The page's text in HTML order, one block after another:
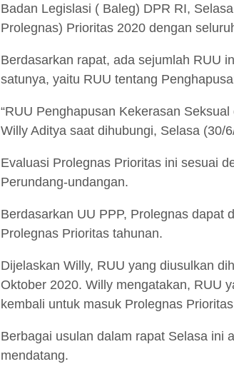
Badan Legislasi ( Baleg) DPR RI,
Prolegnas) Prioritas 2020 dengan
Berdasarkan rapat, ada sejumlah RUU
satunya, yaitu RUU tentang
“RUU Penghapusan Kekerasan
Willy Aditya saat dihubungi, Selasa (30/
Evaluasi Prolegnas Prioritas ini sesuai
Perundang-undangan.
Berdasarkan UU PPP, Prolegnas dapat
Prolegnas Prioritas tahunan.
Dijelaskan Willy, RUU yang diusulkan
Oktober 2020. Willy mengatakan, RUU
kembali untuk masuk Prolegnas
Berbagai usulan dalam rapat Selasa ini
mendatang.